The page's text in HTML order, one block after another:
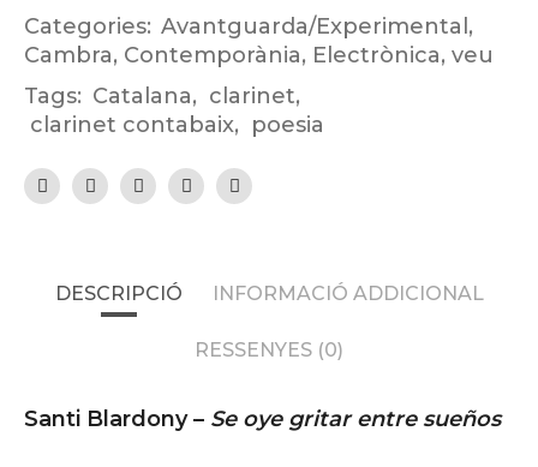
Categories: Avantguarda/Experimental ,
Cambra, Contemporània, Electrònica, veu
Tags: Catalana, clarinet,
clarinet contabaix, poesia
DESCRIPCIÓ INFORMACIÓ ADDICIONAL
RESSENYES (0)
Santi Blardony – Se oye gritar entre sueños